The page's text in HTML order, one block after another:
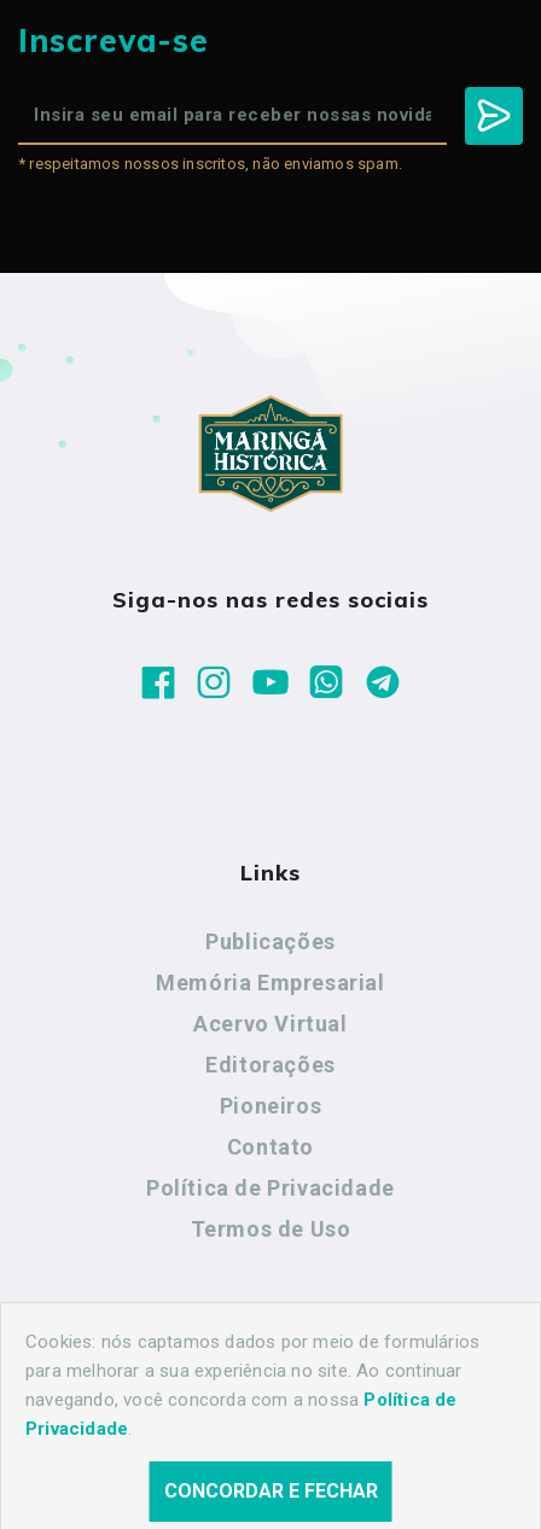
Inscreva-se
* respeitamos nossos inscritos, não enviamos spam.
Siga-nos nas redes sociais
Links
Publicações
Memória Empresarial
Acervo Virtual
Editorações
Pioneiros
Contato
Política de Privacidade
Termos de Uso
Contato
(44) 99883-8883
Cookies: nós captamos dados por meio de formulários
para melhorar a sua experiência no site. Ao continuar
navegando, você concorda com a nossa Política de
Privacidade.
CONCORDAR E FECHAR